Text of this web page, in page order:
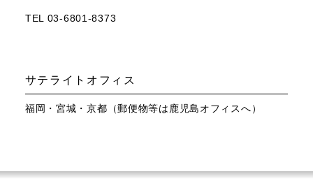
TEL 03-6801-8373
サテライトオフィス
福岡・宮城・京都（郵便物等は鹿児島オフィスへ）